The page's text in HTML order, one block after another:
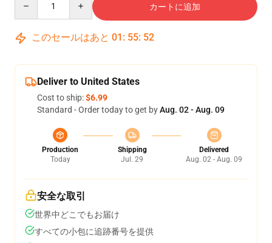
カートに追加
このセールはあと 01 : 55: 52
Deliver to United States
Cost to ship:$6.99
Standard - Order today to get byAug. 02 - Aug. 09
Production
Today
Shipping
Jul. 29
Delivered
Aug. 02 - Aug. 09
安全な取引
世界中どこでもお届け
すべての小包に追跡番号を提供